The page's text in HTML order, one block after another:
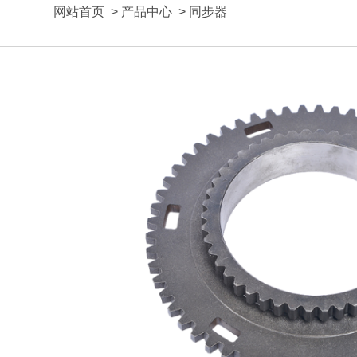
网站首页 > 产品中心 > 同步器